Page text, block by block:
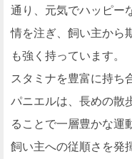
通り、元気でハッピー
情を注ぎ、飼い主から
も強く持っています。
スタミナを豊富に持ち
パニエルは、長めの散
ることで一層豊かな運
飼い主への従順さを発